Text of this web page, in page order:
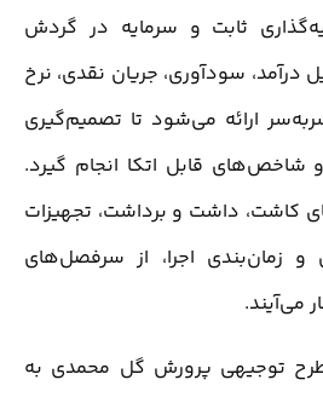
ثابت و سرمایه در گردش
درآمد، سودآوری، جریان نقدی، نرخ
ارائه می‌شود تا تصمیم‌گیری
و شاخص‌های قابل اتکا انجام گیرد.
کاشت، داشت و برداشت، تجهیزات
و زمان‌بندی اجرا، از سرفصل‌های
می‌آیند.
توجیهی پرورش گل محمدی به